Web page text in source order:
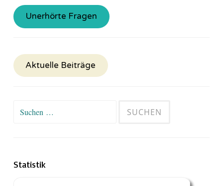
Unerhörte Fragen
Aktuelle Beiträge
Suchen
Statistik